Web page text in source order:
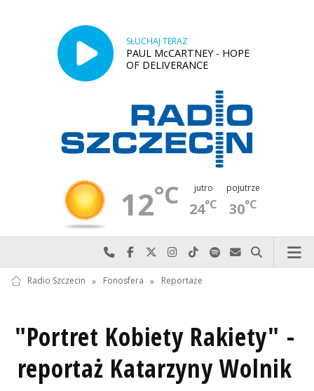
SŁUCHAJ TERAZ
PAUL McCARTNEY - HOPE
OF DELIVERANCE
12°C jutro
24°C
pojutrze
30°C
Najlepiej po prostu do nas zadzwoń
Odwiedź nas na Facebook-u
Odwiedź nas na X
Odwiedź nas na Instagram-ie
Odwiedź nas na TikTok-u
Szukaj nas na Spotify
Wyślij do nas
Szukaj
Radio Szczecin » Fonosfera » Reportaże
"Portret Kobiety Rakiety" -
reportaż Katarzyny Wolnik